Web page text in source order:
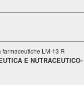
LM-13 R
E NUTRACEUTICO-